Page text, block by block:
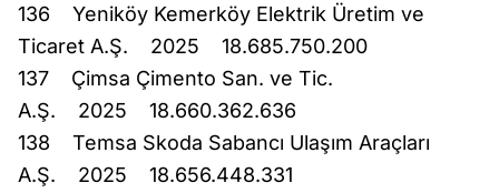
136 Yeniköy Kemerköy Elektrik Üretim ve
Ticaret A.Ş. 2025 18.685.750.200
137 Çimsa Çimento San. ve Tic.
A.Ş. 2025 18.660.362.636
138 Temsa Skoda Sabancı Ulaşım Araçları
A.Ş. 2025 18.656.448.331